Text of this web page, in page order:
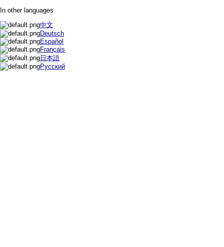
In other languages
中文
Deutsch
Español
Français
日本語
Русский